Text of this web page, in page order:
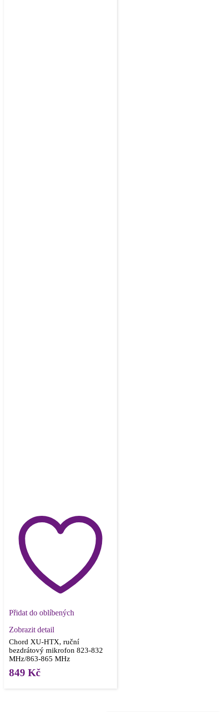
Přidat do oblíbených
Zobrazit detail
Chord XU-HTX, ruční
bezdrátový mikrofon 823-832
MHz/863-865 MHz
849 Kč